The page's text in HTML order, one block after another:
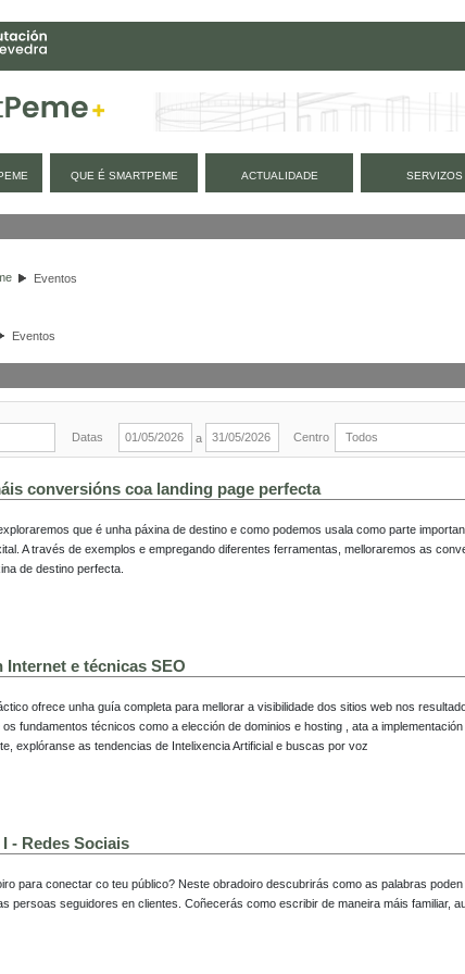
QUE É SMARTPEME ACTUALIDADE SERVIZOS
Eventos
Eventos
Datas a Centro
conversións coa landing page perfecta
que é unha páxina de destino e como podemos usala como parte
A través de exemplos e empregando diferentes ferramentas, melloraremos as
de destino perfecta.
de destino e por que a necesito?
páxina de destino: tipos e características.
crear unha páxina de destino.
de éxito.
pola Universidad de A Coruña e un master en márketing dixital na UCM, con
Internet e técnicas SEO
ofrece unha guía completa para mellorar a visibilidade dos sitios web nos
fundamentos técnicos como a elección de dominios e hosting , ata a
explóranse as tendencias de Intelixencia Artificial e buscas por voz
Dominio, hosting e recomendacións estratéxicas.
Definición, autoridade e relevancia.
de Link Building, redes sociais e Google My Business.
por Guillermo Nass, TSU en Deseñador Gráfico Publicitario do Colexio
do deseño con experiencia en web, Wordpress, posicionamento en redes sociais,
- Redes Sociais
para conectar co teu público? Neste obradoiro descubrirás como as palabras
persoas seguidores en clientes. Coñecerás como escribir de maneira máis familiar,